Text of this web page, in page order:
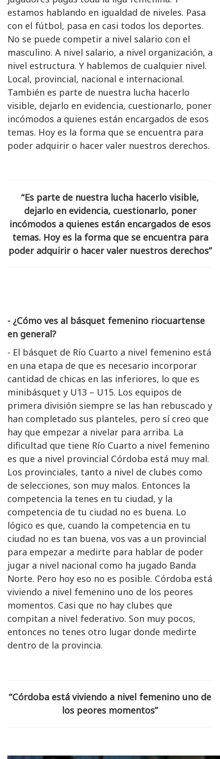
estamos hablando en igualdad de niveles. Pasa
con el fútbol, pasa en casi todos los deportes.
No se puede competir a nivel salario con el
masculino. A nivel salario, a nivel organización, a
nivel estructura. Y hablemos de cualquier nivel.
Local, provincial, nacional e internacional.
También es parte de nuestra lucha hacerlo
visible, dejarlo en evidencia, cuestionarlo, poner
incómodos a quienes están encargados de esos
temas. Hoy es la forma que se encuentra para
poder adquirir o hacer valer nuestros derechos.
“Es parte de nuestra lucha hacerlo visible,
dejarlo en evidencia, cuestionarlo, poner
incómodos a quienes están encargados de esos
temas. Hoy es la forma que se encuentra para
poder adquirir o hacer valer nuestros derechos”
- ¿Cómo ves al básquet femenino riocuartense
en general?
- El básquet de Río Cuarto a nivel femenino está
en una etapa de que es necesario incorporar
cantidad de chicas en las inferiores, lo que es
minibásquet y U13 – U15. Los equipos de
primera división siempre se las han rebuscado y
han completado sus planteles, pero sí creo que
hay que empezar a nivelar para arriba. La
dificultad que tiene Río Cuarto a nivel femenino
es que a nivel provincial Córdoba está muy mal.
Los provinciales, tanto a nivel de clubes como
de selecciones, son muy malos. Entonces la
competencia la tenes en tu ciudad, y la
competencia de tu ciudad no es buena. Lo
lógico es que, cuando la competencia en tu
ciudad no es tan buena, vos vas a un provincial
para empezar a medirte para hablar de poder
jugar a nivel nacional como ha jugado Banda
Norte. Pero hoy eso no es posible. Córdoba está
viviendo a nivel femenino uno de los peores
momentos. Casi que no hay clubes que
compitan a nivel federativo. Son muy pocos,
entonces no tenes otro lugar donde medirte
dentro de la provincia.
“Córdoba está viviendo a nivel femenino uno de
los peores momentos”